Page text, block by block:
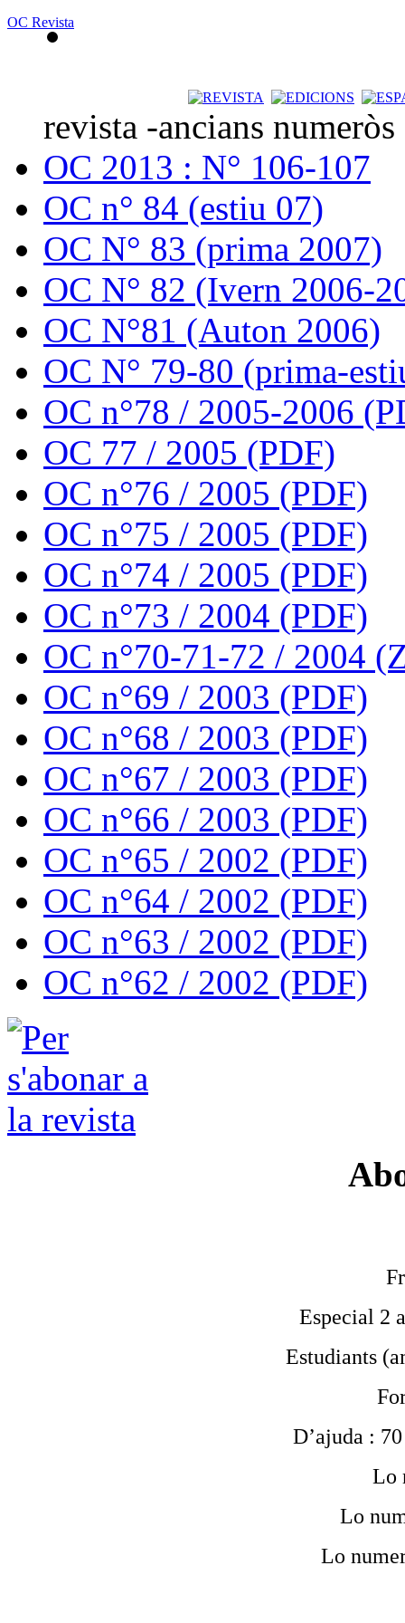
OC Revista
revista -ancians
OC 2013 : N° 106-107
OC n° 84 (estiu 07)
OC N° 83 (prima 2007)
OC N° 82 (Ivern 2006-
OC N°81 (Auton 2006)
OC N° 79-80 (prima-
OC n°78 / 2005-2006
OC 77 / 2005 (PDF)
OC n°76 / 2005 (PDF)
OC n°75 / 2005 (PDF)
OC n°74 / 2005 (PDF)
OC n°73 / 2004 (PDF)
OC n°70-71-72 / 2004
OC n°69 / 2003 (PDF)
OC n°68 / 2003 (PDF)
OC n°67 / 2003 (PDF)
OC n°66 / 2003 (PDF)
OC n°65 / 2002 (PDF)
OC n°64 / 2002 (PDF)
OC n°63 / 2002 (PDF)
OC n°62 / 2002 (PDF)
Especial 2
Estudiants
D’ajuda :
Lo
Lo
Lo